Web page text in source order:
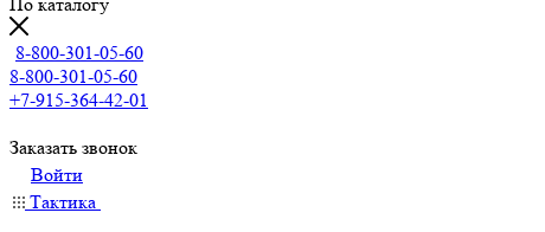
8-800-301-05-60
8-800-301-05-60
+7-915-364-42-01
Заказать звонок
Войти
Тактика